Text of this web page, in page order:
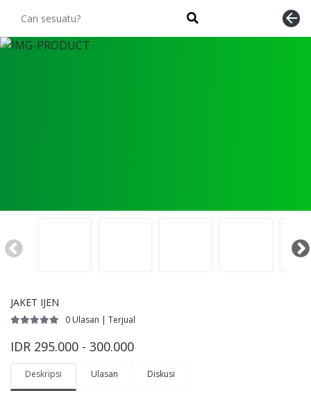
arrow_back
JAKET IJEN
0 Ulasan | Terjual
IDR 295.000 - 300.000
Deskripsi Ulasan Diskusi